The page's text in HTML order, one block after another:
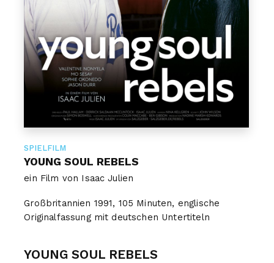
SPIELFILM
YOUNG SOUL REBELS
ein Film von Isaac Julien
Großbritannien 1991, 105 Minuten, englische
Originalfassung mit deutschen Untertiteln
YOUNG SOUL REBELS